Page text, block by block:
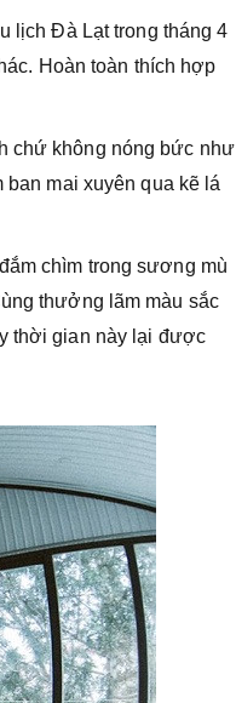
lịch Đà Lạt trong tháng 4
Hoàn toàn thích hợp
chứ không nóng bức như
mai xuyên qua kẽ lá
chìm trong sương mù
thưởng lãm màu sắc
thời gian này lại được